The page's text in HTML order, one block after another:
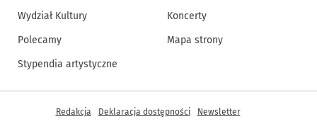
Wydział Kultury
Polecamy
Stypendia artystyczne
Koncerty
Mapa strony
Inne informacje
Redakcja Deklaracja dostępności Newsletter